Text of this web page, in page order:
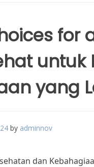
for
yang
by adminnov
dan